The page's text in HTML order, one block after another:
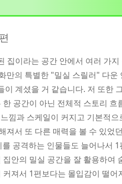
집이라는 공간 안에서 여러 가
만의 특별한 "밀실 스릴러" 다운
계셨을 거 같습니다. 저 또한
공간이 아닌 전체적 스토리
낌과 스케일이 커지고 기본적
져서 또 다른 매력을 볼 수 있었
공격하는 인물들도 늘어나서
안의 밀실 공간을 잘 활용하여
져서 1편보다는 몰입감이 떨